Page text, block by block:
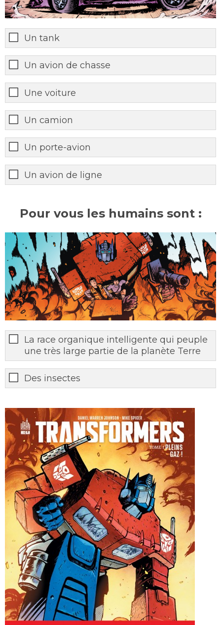
Un tank
Un avion de chasse
Une voiture
Un camion
Un porte-avion
Un avion de ligne
Pour vous les humains sont :
La race organique intelligente qui peuple
une très large partie de la planète Terre
Des insectes